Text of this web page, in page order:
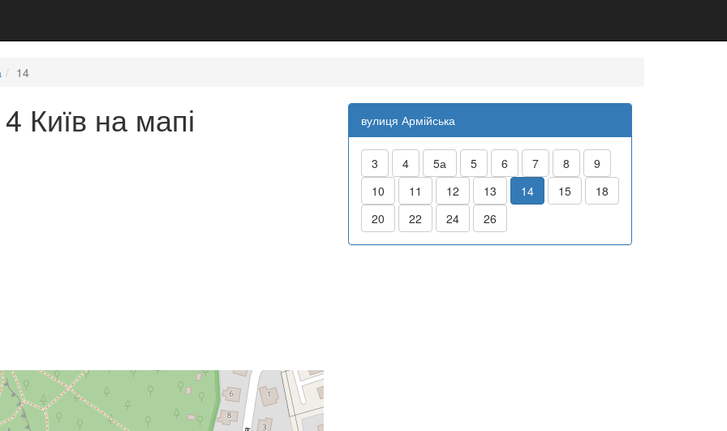
14
Київ на мапі вулиця Армійська
3 4 5а 5 6 7 8
9
10
11 12 13 14 15
18
20
22 24 26